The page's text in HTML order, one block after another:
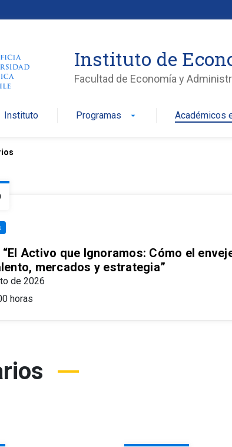
Instituto de
Facultad de Economía y
Instituto Programas arrow_drop_down Académicos
Activo que Ignoramos: Cómo el
mercados y estrategia”
de 2026
horas